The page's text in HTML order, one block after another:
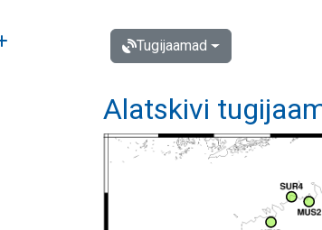
alammenüü Tugijaamad
Alatskivi